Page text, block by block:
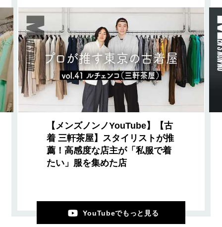
【メンズノンノYouTube】【古
着 三軒茶屋】スタイリストが推
薦！高感度な店主が「私服で着
たい」服を集めた店
YouTubeでもっと見る